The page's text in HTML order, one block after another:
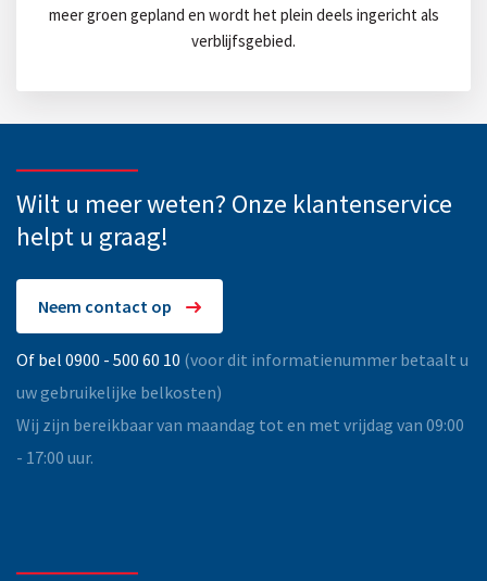
meer groen gepland en wordt het plein deels ingericht als
verblijfsgebied.
Wilt u meer weten? Onze klantenservice
helpt u graag!
Neem contact op
Of bel 0900 - 500 60 10 (voor dit informatienummer betaalt u
uw gebruikelijke belkosten)
Wij zijn bereikbaar van maandag tot en met vrijdag van 09:00
- 17:00 uur.